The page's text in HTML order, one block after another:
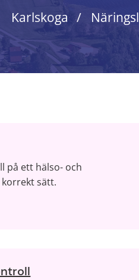
Karlskoga
på ett hälso- och
sätt.